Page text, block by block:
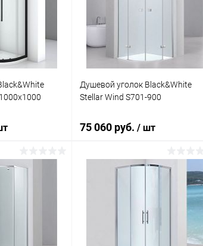
Душевой уголок Black&White
Stellar Wind S701-900
75 060 руб. / шт
Купить в 1 клик Сравнение